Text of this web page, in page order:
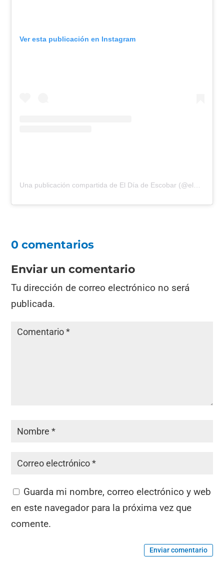
Ver esta publicación en Instagram
0 comentarios
Enviar un comentario
Tu dirección de correo electrónico no será
publicada.
Guarda mi nombre, correo electrónico y web
en este navegador para la próxima vez que
comente.
Enviar comentario